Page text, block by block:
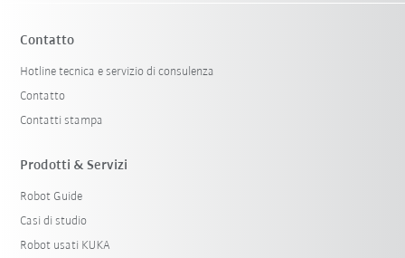
Resetta filtri
Contatto
Hotline tecnica e servizio di consulenza
Contatto
Contatti stampa
Prodotti & Servizi
Robot Guide
Casi di studio
Robot usati KUKA